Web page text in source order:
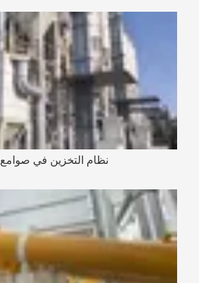
نظام التخزين في صوامع